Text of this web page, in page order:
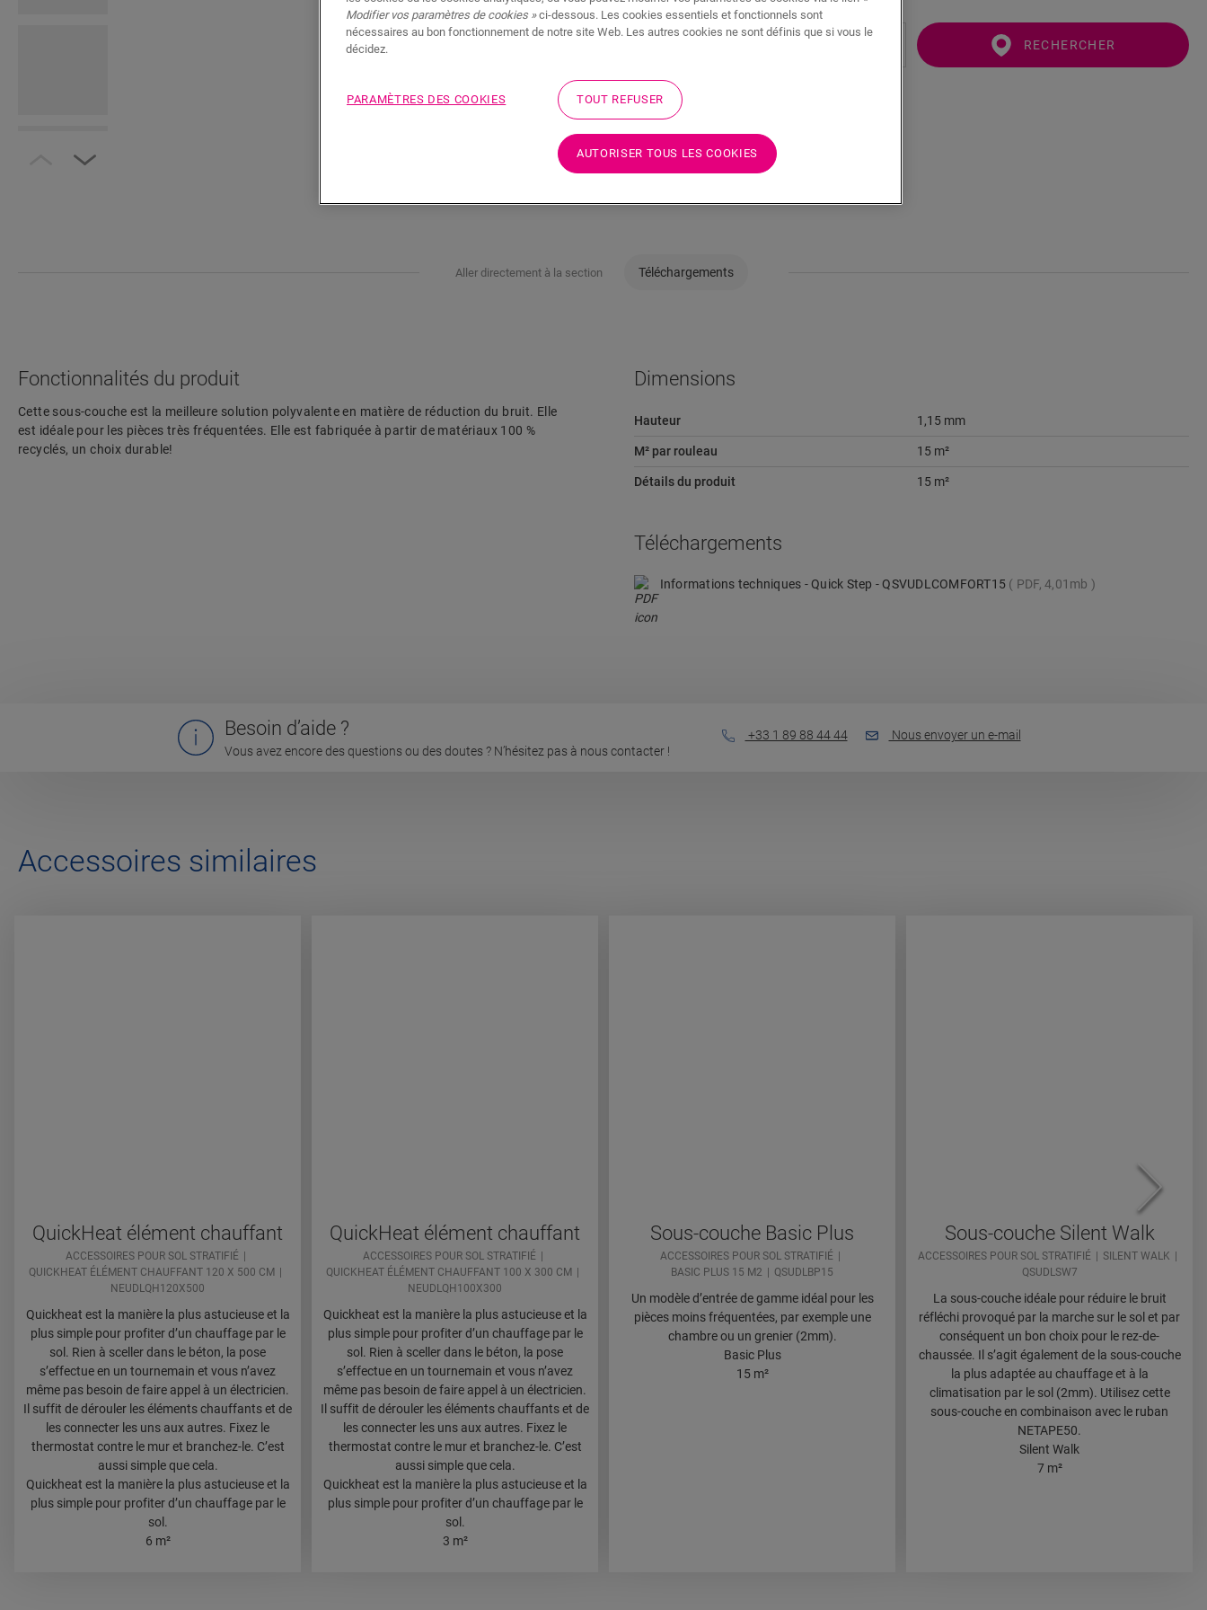
RECHERCHER
Aller directement à la section Téléchargements
Fonctionnalités du produit
Cette sous-couche est la meilleure solution polyvalente en matière de réduction du bruit. Elle
est idéale pour les pièces très fréquentées. Elle est fabriquée à partir de matériaux 100 %
recyclés, un choix durable!
Dimensions
Hauteur 1,15 mm
M² par rouleau 15 m²
Détails du produit 15 m²
Téléchargements
Informations techniques - Quick Step - QSVUDLCOMFORT15 PDF, 4,01mb
Besoin d’aide ?
Vous avez encore des questions ou des doutes ? N’hésitez pas à nous contacter !
+33 1 89 88 44 44 Nous envoyer un e-mail
Accessoires similaires
QuickHeat élément chauffant
ACCESSOIRES POUR SOL STRATIFIÉ
QUICKHEAT ÉLÉMENT CHAUFFANT 120 X 500 CM
NEUDLQH120X500
Quickheat est la manière la plus astucieuse et la
plus simple pour profiter d’un chauffage par le
sol. Rien à sceller dans le béton, la pose
s’effectue en un tournemain et vous n’avez
même pas besoin de faire appel à un électricien.
Il suffit de dérouler les éléments chauffants et de
les connecter les uns aux autres. Fixez le
thermostat contre le mur et branchez-le. C’est
aussi simple que cela.
Quickheat est la manière la plus astucieuse et la
plus simple pour profiter d’un chauffage par le
sol.
6 m²
QuickHeat élément chauffant
ACCESSOIRES POUR SOL STRATIFIÉ
QUICKHEAT ÉLÉMENT CHAUFFANT 100 X 300 CM
NEUDLQH100X300
Quickheat est la manière la plus astucieuse et la
plus simple pour profiter d’un chauffage par le
sol. Rien à sceller dans le béton, la pose
s’effectue en un tournemain et vous n’avez
même pas besoin de faire appel à un électricien.
Il suffit de dérouler les éléments chauffants et de
les connecter les uns aux autres. Fixez le
thermostat contre le mur et branchez-le. C’est
aussi simple que cela.
Quickheat est la manière la plus astucieuse et la
plus simple pour profiter d’un chauffage par le
sol.
3 m²
Sous-couche Basic Plus
ACCESSOIRES POUR SOL STRATIFIÉ
BASIC PLUS 15 M2
QSUDLBP15
Un modèle d’entrée de gamme idéal pour les
pièces moins fréquentées, par exemple une
chambre ou un grenier (2mm).
Basic Plus
15 m²
Sous-couche Silent Walk
ACCESSOIRES POUR SOL STRATIFIÉ
SILENT WALK
QSUDLSW7
La sous-couche idéale pour réduire le bruit
réfléchi provoqué par la marche sur le sol et par
conséquent un bon choix pour le rez-de-
chaussée. Il s’agit également de la sous-couche
la plus adaptée au chauffage et à la
climatisation par le sol (2mm). Utilisez cette
sous-couche en combinaison avec le ruban
NETAPE50.
Silent Walk
7 m²
Modifier vos paramètres de cookies »ci-dessous. Les cookies essentiels et fonctionnels sont
nécessaires au bon fonctionnement de notre site Web. Les autres cookies ne sont définis que si vous le
décidez.
PARAMÈTRES DES COOKIES TOUT REFUSER
AUTORISER TOUS LES COOKIES